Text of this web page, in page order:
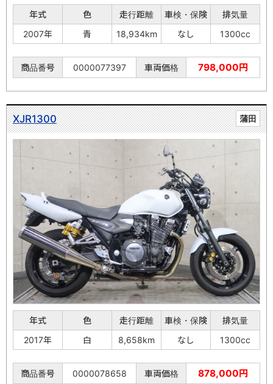
年式 色 走行距離 車検・保険
排気量
2007年
青 18,934km なし 1300cc
商品番号 0000077397 車両価格 798,000円
蒲田
XJR1300
年式 色 走行距離 車検・保険
排気量
2017年
白 8,658km なし 1300cc
商品番号 0000078658 車両価格 878,000円